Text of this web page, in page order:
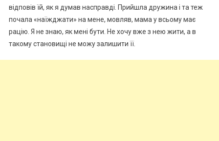
відповів їй, як я думав насправді. Прийшла дружина і та теж
почала «наїжджати» на мене, мовляв, мама у всьому має
рацію. Я не знаю, як мені бути. Не хочу вже з нею жити, а в
такому становищі не можу залишити її.